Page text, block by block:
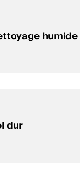
humide
dur